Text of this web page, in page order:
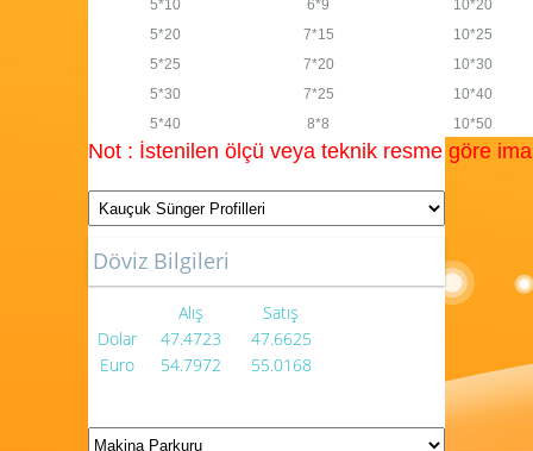
5*10
6*9
10*20
5*20
7*15
10*25
5*25
7*20
10*30
5*30
7*25
10*40
5*40
8*8 10*50
Not : İstenilen ölçü veya teknik resme göre
Döviz Bilgileri
Alış
Satış
Dolar
47.4723
47.6625
Euro
54.7972 55.0168